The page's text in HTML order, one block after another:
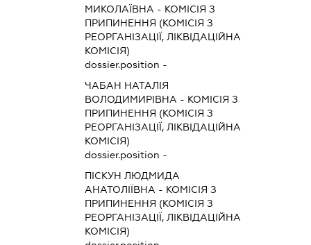
МИКОЛАЇВНА - КОМІСІЯ З
ПРИПИНЕННЯ (КОМІСІЯ З
РЕОРГАНІЗАЦІЇ, ЛІКВІДАЦІЙНА
КОМІСІЯ)
dossier.position -
ЧАБАН НАТАЛІЯ
ВОЛОДИМИРІВНА - КОМІСІЯ З
ПРИПИНЕННЯ (КОМІСІЯ З
РЕОРГАНІЗАЦІЇ, ЛІКВІДАЦІЙНА
КОМІСІЯ)
dossier.position -
ПІСКУН ЛЮДМИДА
АНАТОЛІЇВНА - КОМІСІЯ З
ПРИПИНЕННЯ (КОМІСІЯ З
РЕОРГАНІЗАЦІЇ, ЛІКВІДАЦІЙНА
КОМІСІЯ)